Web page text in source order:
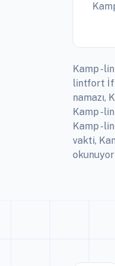
Kamp -
lintfort
namazı,
Kamp -
Kamp -
vakti,